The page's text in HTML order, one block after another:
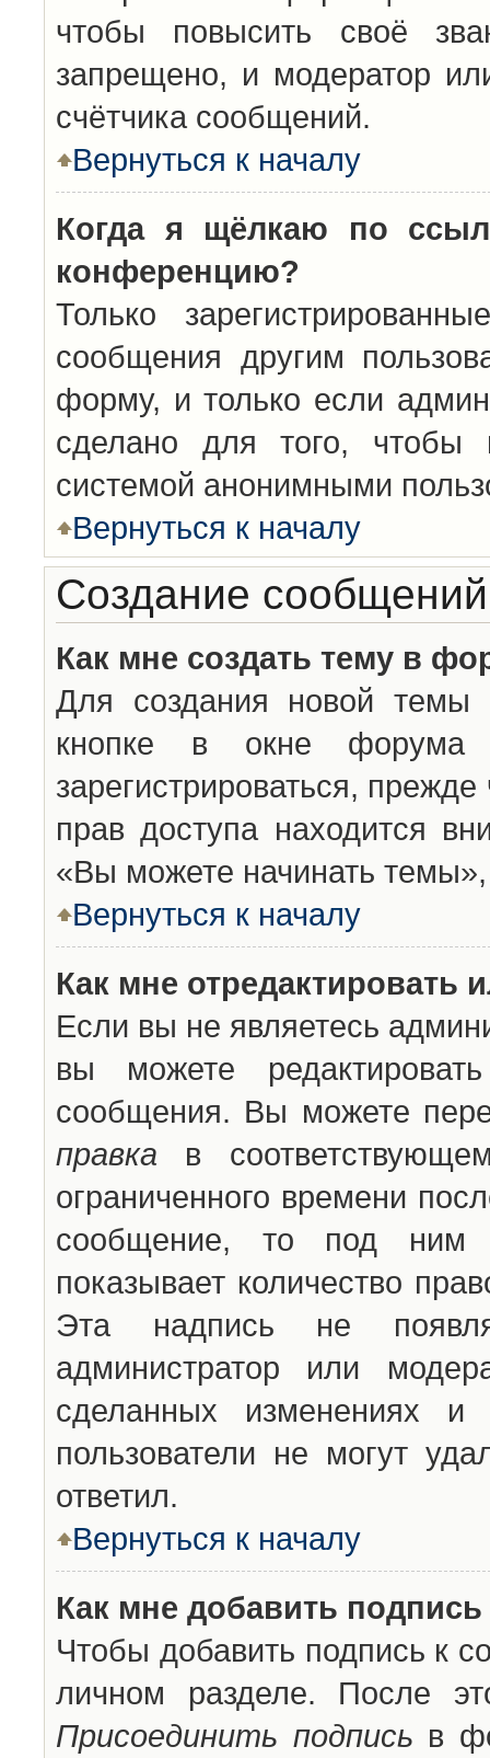
чтобы повысить своё
запрещено, и модератор
счётчика сообщений.
Вернуться к началу
Когда я щёлкаю по
конференцию?
Только
сообщения другим
форму, и только если
сделано для того, чтобы
системой анонимными
Вернуться к началу
Создание сообщений
Как мне создать тему в
Для создания новой темы
кнопке в окне
зарегистрироваться,
прав доступа находится
«Вы можете начинать
Вернуться к началу
Как мне отредактировать
Если вы не являетесь
вы можете
сообщения. Вы можете
правка в
ограниченного времени
сообщение, то под ним
показывает количество
Эта надпись не
администратор или
сделанных изменениях
пользователи не могут
ответил.
Вернуться к началу
Как мне добавить
Чтобы добавить подпись к
личном разделе. После
Присоединить подпись в